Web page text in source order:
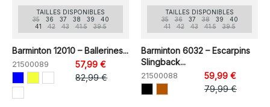
TAILLES DISPONIBLES
35
36 37 38 39
40
41
42 43 41.5 39.5
Barminton 12010 – Ballerines...
21500089
57,99 €
82,99 €
TAILLES DISPONIBLES
35
36 37 38 39
40
41
42 43 41.5 39.5
Barminton 6032 – Escarpins
Slingback...
21500088
59,99 €
79,99 €